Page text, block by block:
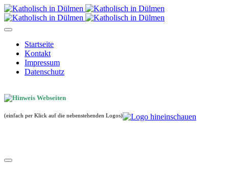
Startseite
Kontakt
Impressum
Datenschutz
(einfach per Klick auf die nebenstehenden Logos)